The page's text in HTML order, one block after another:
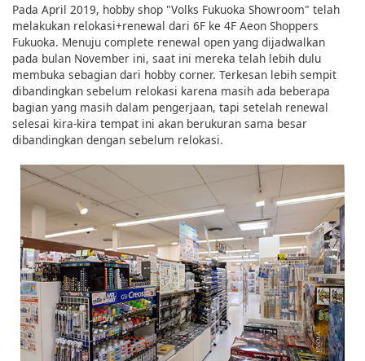
Pada April 2019, hobby shop "Volks Fukuoka Showroom" telah
melakukan relokasi+renewal dari 6F ke 4F Aeon Shoppers
Fukuoka. Menuju complete renewal open yang dijadwalkan
pada bulan November ini, saat ini mereka telah lebih dulu
membuka sebagian dari hobby corner. Terkesan lebih sempit
dibandingkan sebelum relokasi karena masih ada beberapa
bagian yang masih dalam pengerjaan, tapi setelah renewal
selesai kira-kira tempat ini akan berukuran sama besar
dibandingkan dengan sebelum relokasi.